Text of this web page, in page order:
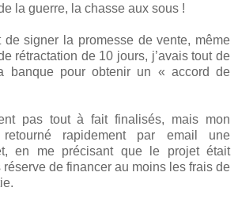
la guerre, la chasse aux sous !
de signer la promesse de vente, même
rétractation de 10 jours, j’avais tout de
banque pour obtenir un « accord de
pas tout à fait finalisés, mais mon
retourné rapidement par email une
en me précisant que le projet était
de financer au moins les frais de